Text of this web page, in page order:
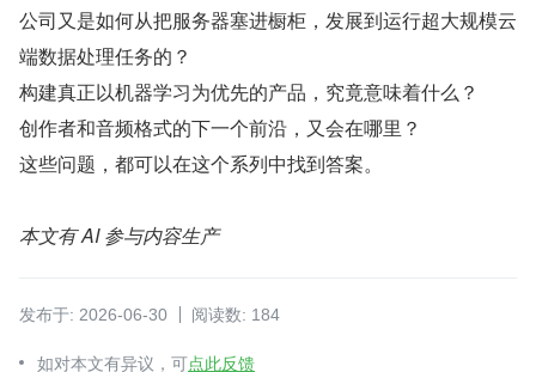
公司又是如何从把服务器塞进橱柜，发展到运行超大规模云
端数据处理任务的？
构建真正以机器学习为优先的产品，究竟意味着什么？
创作者和音频格式的下一个前沿，又会在哪里？
这些问题，都可以在这个系列中找到答案。
本文有 AI 参与内容生产
发布于: 2026-06-30 阅读数: 184
如对本文有异议，可点此反馈